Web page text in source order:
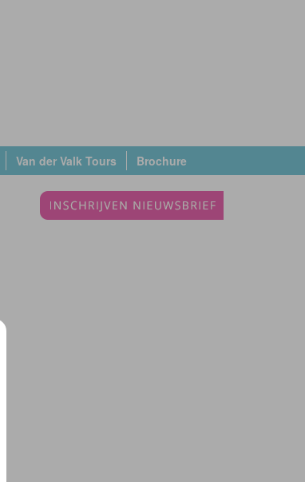
Van der Valk Tours Brochure